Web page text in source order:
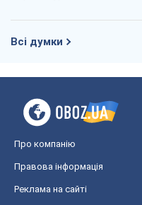
Всі думки
Про компанію
Правова інформація
Реклама на сайті